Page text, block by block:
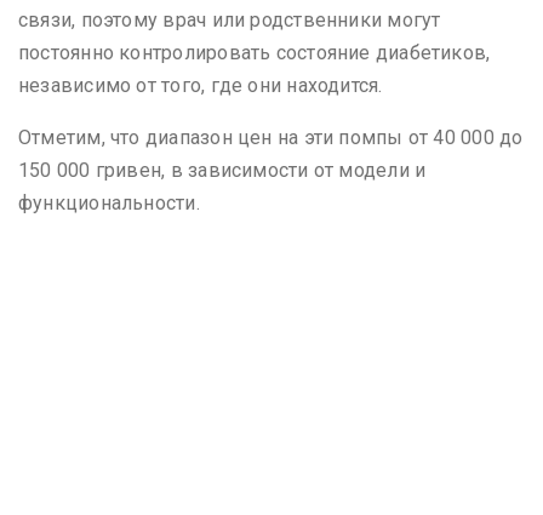
связи, поэтому врач или родственники могут
постоянно контролировать состояние диабетиков,
независимо от того, где они находится.
Отметим, что диапазон цен на эти помпы от 40 000 до
150 000 гривен, в зависимости от модели и
функциональности.